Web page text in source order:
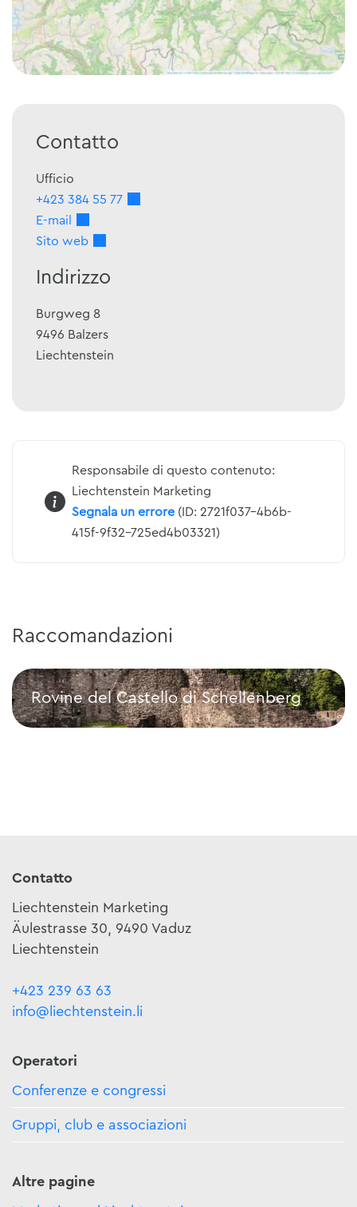
Contatto
Ufficio
+423 384 55 77
E-mail
Sito web
Indirizzo
Burgweg 8
9496 Balzers
Liechtenstein
Responsabile di questo contenuto:
Liechtenstein Marketing
Segnala un errore (ID: 2721f037-4b6b-
415f-9f32-725ed4b03321)
Raccomandazioni
Rovine del Castello di Schellenberg
Rovine del Castello di Schellenberg
Contatto
Liechtenstein Marketing
Äulestrasse 30, 9490 Vaduz
Liechtenstein
+423 239 63 63
info@liechtenstein.li
Operatori
Conferenze e congressi
Gruppi, club e associazioni
Altre pagine